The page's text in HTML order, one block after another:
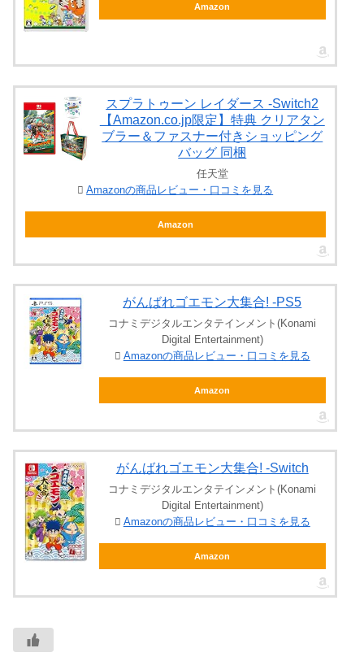
Amazon
スプラトゥーン レイダース -Switch2
【Amazon.co.jp限定】特典 クリアタン
ブラー＆ファスナー付きショッピング
バッグ 同梱
任天堂
Amazonの商品レビュー・口コミを見る
Amazon
がんばれゴエモン大集合! -PS5
コナミデジタルエンタテインメント(Konami
Digital Entertainment)
Amazonの商品レビュー・口コミを見る
Amazon
がんばれゴエモン大集合! -Switch
コナミデジタルエンタテインメント(Konami
Digital Entertainment)
Amazonの商品レビュー・口コミを見る
Amazon